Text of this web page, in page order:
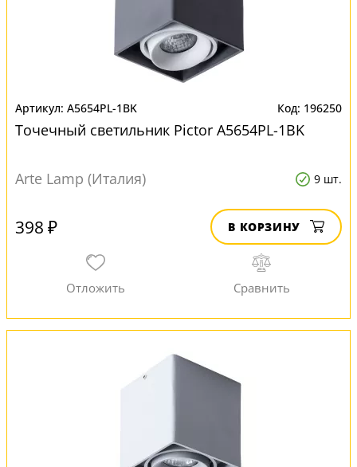
A5654PL-1BK 196250
Точечный светильник Pictor A5654PL-1BK
Arte Lamp (Италия) 9 шт.
398 ₽ В КОРЗИНУ